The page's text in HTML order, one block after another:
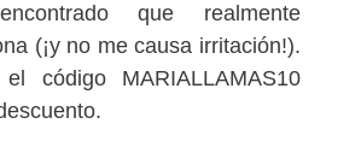
que realmente
(¡y no me causa irritación!).
código MARIALLAMAS10